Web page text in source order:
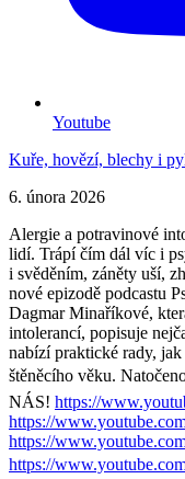
Youtube
Kuře, hovězí, blechy i
6. února 2026
Alergie a potravinové
lidí. Trápí čím dál víc i
i svěděním, záněty uší,
nové epizodě podcastu
Dagmar Minaříkové,
intolerancí, popisuje
nabízí praktické rady,
štěněcího věku.
NÁS! https://
https://
https://
https://